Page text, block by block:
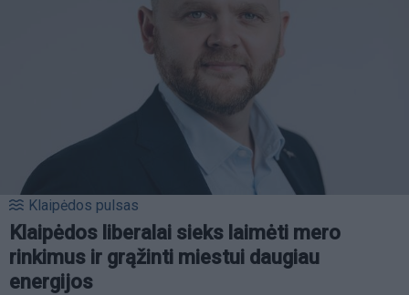
Klaipėdos pulsas
Klaipėdos liberalai sieks laimėti mero
rinkimus ir grąžinti miestui daugiau
energijos